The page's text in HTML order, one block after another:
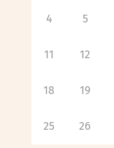
4 5
11 12
18 19
25 26